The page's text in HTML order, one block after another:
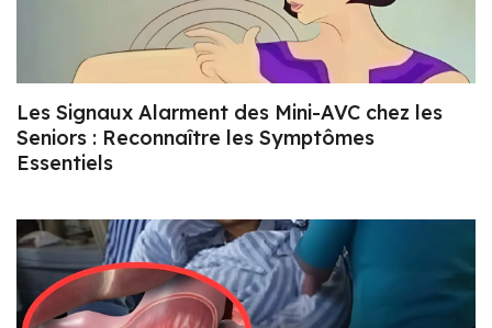
Les Signaux Alarment des Mini-AVC chez les
Seniors : Reconnaître les Symptômes
Essentiels